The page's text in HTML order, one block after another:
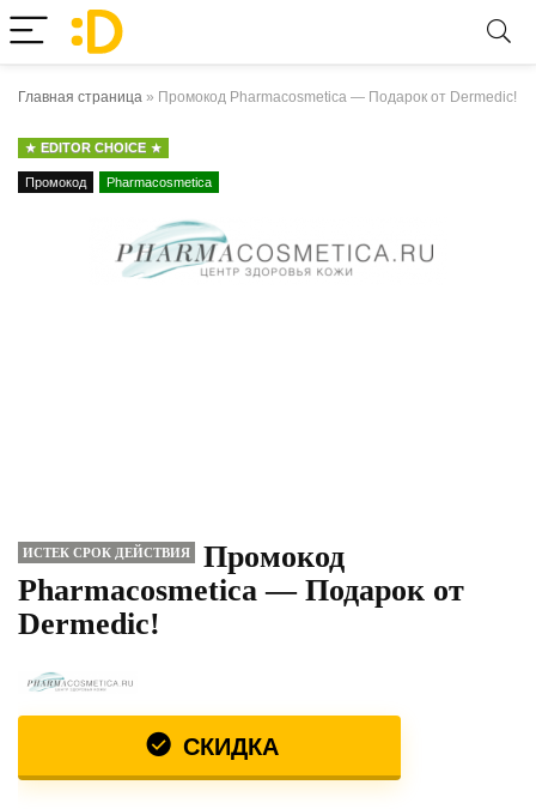
Главная страница » Промокод Pharmacosmetica — Подарок от Dermedic!
EDITOR CHOICE
Промокод Pharmacosmetica
ИСТЕК СРОК ДЕЙСТВИЯ
Промокод
Pharmacosmetica — Подарок от
Dermedic!
СКИДКА